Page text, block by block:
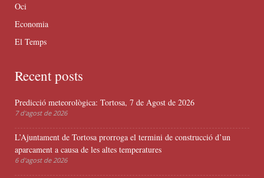
Oci
Economia
El Temps
Recent posts
Predicció meteorològica: Tortosa, 7 de Agost de 2026
7 d'agost de 2026
L’Ajuntament de Tortosa prorroga el termini de construcció d’un
aparcament a causa de les altes temperatures
6 d'agost de 2026